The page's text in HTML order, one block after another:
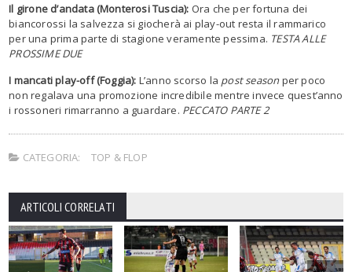
Il girone d’andata (Monterosi Tuscia): Ora che per fortuna dei
biancorossi la salvezza si giocherà ai play-out resta il rammarico
per una prima parte di stagione veramente pessima. TESTA ALLE
PROSSIME DUE
I mancati play-off (Foggia): L’anno scorso la post seasonper poco
non regalava una promozione incredibile mentre invece quest’anno
i rossoneri rimarranno a guardare. PECCATO PARTE 2
CATEGORIA: TOP & FLOP
ARTICOLI CORRELATI